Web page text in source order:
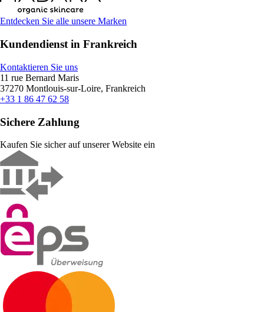
Entdecken Sie alle unsere Marken
Kundendienst in Frankreich
Kontaktieren Sie uns
11 rue Bernard Maris
37270 Montlouis-sur-Loire, Frankreich
+33 1 86 47 62 58
Sichere Zahlung
Kaufen Sie sicher auf unserer Website ein